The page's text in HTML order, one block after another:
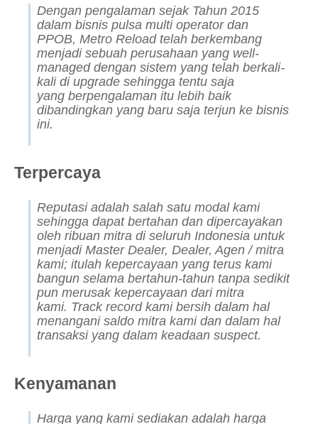
Dengan pengalaman sejak Tahun 2015
dalam bisnis pulsa multi operator dan
PPOB, Metro Reload telah berkembang
menjadi sebuah perusahaan yang well-
managed dengan sistem yang telah berkali-
kali di upgrade sehingga tentu saja
yang berpengalaman itu lebih baik
dibandingkan yang baru saja terjun ke bisnis
ini.
Terpercaya
Reputasi adalah salah satu modal kami
sehingga dapat bertahan dan dipercayakan
oleh ribuan mitra di seluruh Indonesia untuk
menjadi Master Dealer, Dealer, Agen /mitra
kami; itulah kepercayaan yang terus kami
bangun selama bertahun-tahun tanpa sedikit
pun merusak kepercayaan dari mitra
kami. Track record kami bersih dalam hal
menangani saldo mitra kami dan dalam hal
transaksi yang dalam keadaan suspect.
Kenyamanan
Harga yang kami sediakan adalah harga